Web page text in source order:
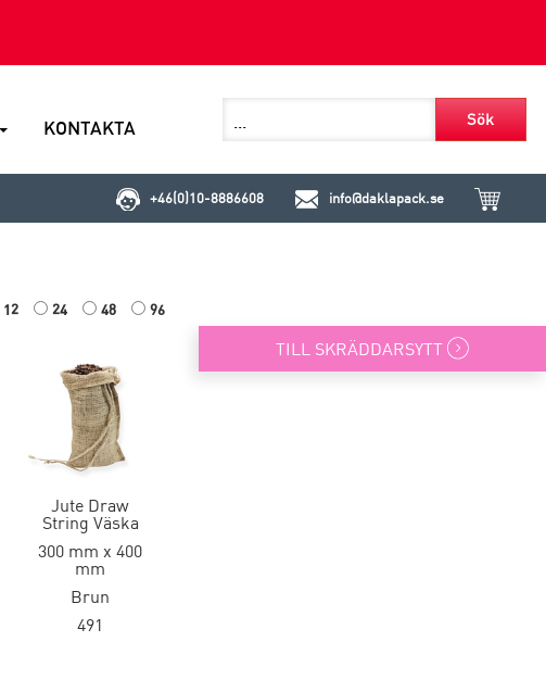
KONTAKTA Sök
+46(0)10-8886608 info@daklapack.se
TILL SKRÄDDARSYTT
12 24 48 96
Jute Draw
String Väska
300 mm x 400
mm
Brun
491